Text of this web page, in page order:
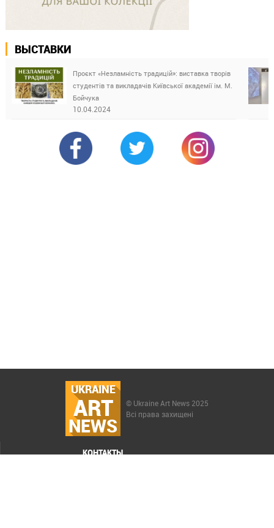
ВЫСТАВКИ
Проєкт «Незламність традицій»: виставка творів
студентів та викладачів Київської академії ім. М.
Бойчука
10.04.2024
UKRAINE
ART
NEWS
© Ukraine Art News 2025
Всі права захищені
КОНТАКТЫ